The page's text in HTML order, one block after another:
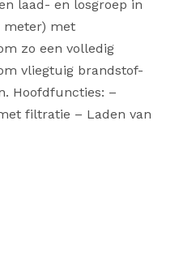
laad- en losgroep in
meter) met
zo een volledig
vliegtuig brandstof-
Hoofdfuncties: –
filtratie – Laden van